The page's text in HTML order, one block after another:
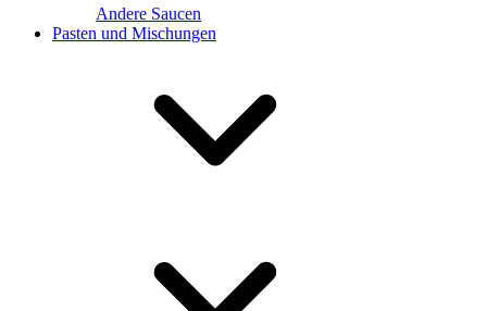
Andere Saucen
Pasten und Mischungen